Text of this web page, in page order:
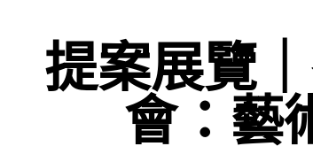
提案展覽
會：藝